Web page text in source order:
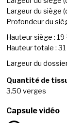
Largeur du siège
Profondeur du
Hauteur siège :
Hauteur totale :
Largeur du
Quantité de
3.50 verges
Capsule vidéo